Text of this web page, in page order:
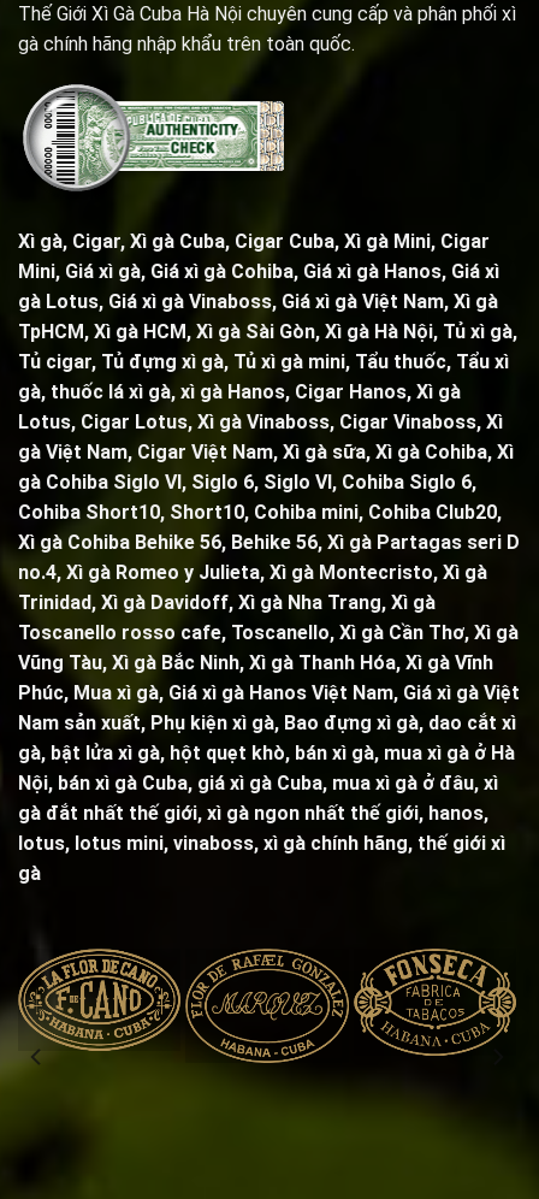
Thế Giới Xì Gà Cuba Hà Nội chuyên cung cấp và phân phối xì
gà chính hãng nhập khẩu trên toàn quốc.
Xì gà, Cigar, Xì gà Cuba, Cigar Cuba, Xì gà Mini, Cigar
Mini, Giá xì gà, Giá xì gà Cohiba, Giá xì gà Hanos, Giá xì
gà Lotus, Giá xì gà Vinaboss, Giá xì gà Việt Nam, Xì gà
TpHCM, Xì gà HCM, Xì gà Sài Gòn, Xì gà Hà Nội, Tủ xì gà,
Tủ cigar, Tủ đựng xì gà, Tủ xì gà mini, Tẩu thuốc, Tẩu xì
gà, thuốc lá xì gà, xì gà Hanos, Cigar Hanos, Xì gà
Lotus, Cigar Lotus, Xì gà Vinaboss, Cigar Vinaboss, Xì
gà Việt Nam, Cigar Việt Nam, Xì gà sữa, Xì gà Cohiba, Xì
gà Cohiba Siglo VI, Siglo 6, Siglo VI, Cohiba Siglo 6,
Cohiba Short10, Short10, Cohiba mini, Cohiba Club20,
Xì gà Cohiba Behike 56, Behike 56, Xì gà Partagas seri D
no.4, Xì gà Romeo y Julieta, Xì gà Montecristo, Xì gà
Trinidad, Xì gà Davidoff, Xì gà Nha Trang, Xì gà
Toscanello rosso cafe, Toscanello, Xì gà Cần Thơ, Xì gà
Vũng Tàu, Xì gà Bắc Ninh, Xì gà Thanh Hóa, Xì gà Vĩnh
Phúc, Mua xì gà, Giá xì gà Hanos Việt Nam, Giá xì gà Việt
Nam sản xuất, Phụ kiện xì gà, Bao đựng xì gà, dao cắt xì
gà, bật lửa xì gà, hột quẹt khò, bán xì gà, mua xì gà ở Hà
Nội, bán xì gà Cuba, giá xì gà Cuba, mua xì gà ở đâu, xì
gà đắt nhất thế giới, xì gà ngon nhất thế giới, hanos,
lotus, lotus mini, vinaboss, xì gà chính hãng, thế giới xì
gà